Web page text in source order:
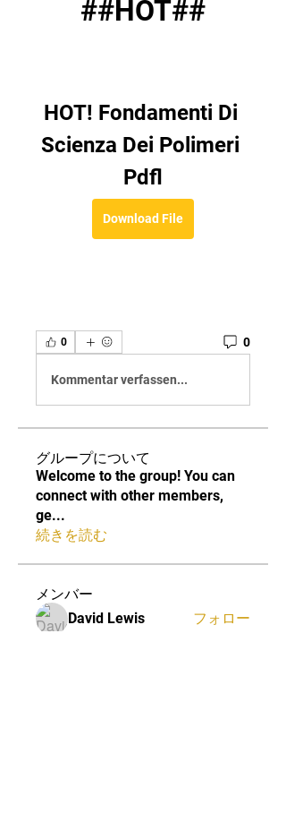
##HOT##
HOT! Fondamenti Di
Scienza Dei Polimeri
Pdfl
Download File
0 0
Kommentar verfassen...
グループについて
Welcome to the group! You can
connect with other members,
ge...
続きを読む
メンバー
David Lewis フォロー